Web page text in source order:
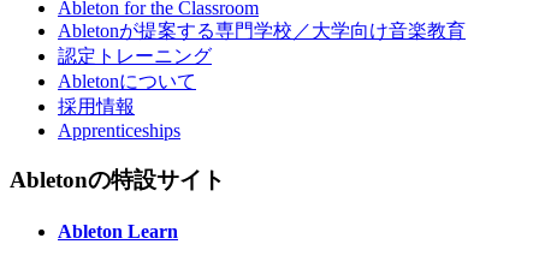
Ableton for the Classroom
Abletonが提案する専門学校／大学向け音楽教育
認定トレーニング
Abletonについて
採用情報
Apprenticeships
Abletonの特設サイト
Ableton Learn